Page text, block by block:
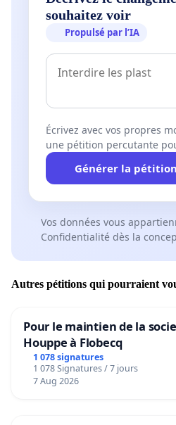
souhaitez voir
Propulsé par l’IA
Écrivez avec vos propres
une pétition percutante
Générer la pétition
Vos données vous
Confidentialité dès la
Autres pétitions qui pourraient
Pour le maintien de la
Houppe à Flobecq
1 078 signatures
1 078 Signatures / 7 jours
7 Aug 2026